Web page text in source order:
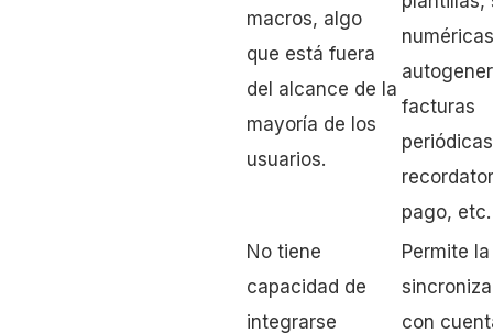
macros, algo
que está fuera
del alcance de la
mayoría de los
usuarios.
numéricas
facturas
pago, etc.
No tiene
capacidad de
integrarse
Permite la
con